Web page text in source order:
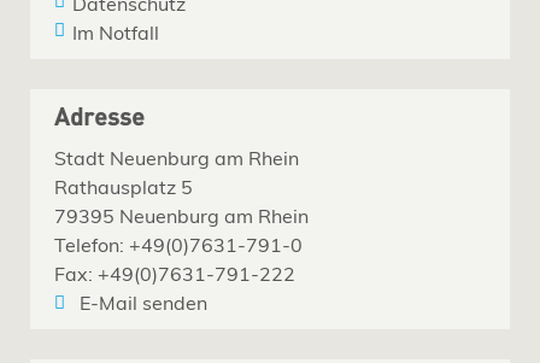
Im Notfall
Adresse
Stadt Neuenburg am Rhein
Rathausplatz 5
79395 Neuenburg am Rhein
Telefon: +49(0)7631-791-0
Fax: +49(0)7631-791-222
E-Mail senden